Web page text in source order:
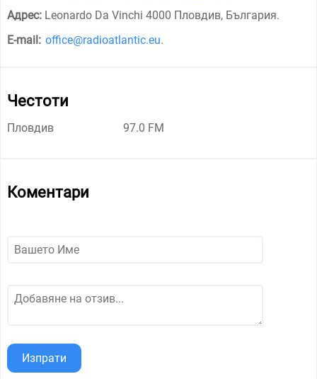
Адрес: Leonardo Da Vinchi 4000 Пловдив, България.
E-mail: office@radioatlantic.eu.
Честоти
Пловдив 97.0 FM
Коментари
Изпрати